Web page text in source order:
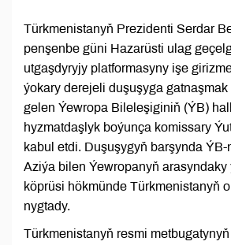
Türkmenistanyň Prezidenti Serdar
penşenbe güni Hazarüsti ulag
utgaşdyryjy platformasyny işe
ýokary derejeli duşuşyga
gelen Ýewropa Bileleşiginiň (ÝB)
hyzmatdaşlyk boýunça komissary
kabul etdi. Duşuşygyň barşynda
Aziýa bilen Ýewropanyň arasyndaky
köprüsi hökmünde Türkmenistanyň
nygtady.
Türkmenistanyň resmi